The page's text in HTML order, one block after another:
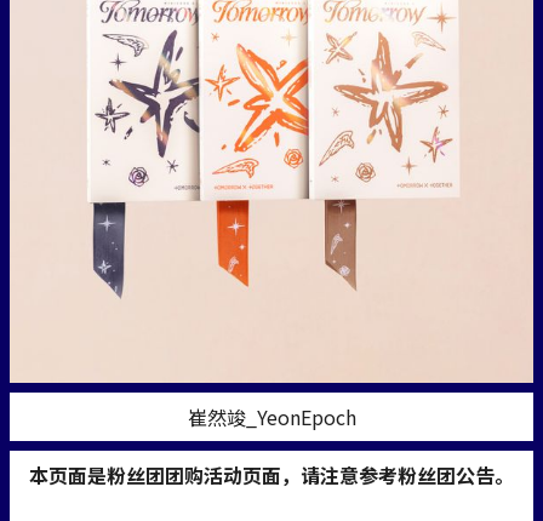
崔然竣_YeonEpoch
本页面是粉丝团团购活动页面，请注意参考粉丝团公告。